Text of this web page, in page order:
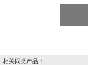
相关同类产品：